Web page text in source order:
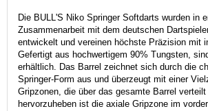
Die BULL'S Niko Springer Softdarts wurden in
Zusammenarbeit mit dem deutschen
entwickelt und vereinen höchste Präzision mit
Gefertigt aus hochwertigem 90% Tungsten,
erhältlich. Das Barrel zeichnet sich durch die
Springer-Form aus und überzeugt mit einer
Gripzonen, die über das gesamte Barrel
hervorzuheben ist die axiale Gripzone im